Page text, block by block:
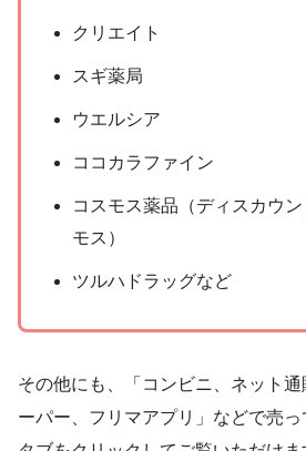
クリエイト
スギ薬局
ウエルシア
ココカラファイン
コスモス薬品（ディスカウ
モス）
ツルハドラッグなど
その他にも、「コンビニ、ネット
ーパー、フリマアプリ」などで売